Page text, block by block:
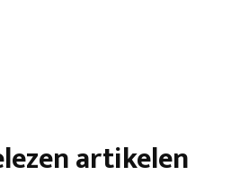
artikelen